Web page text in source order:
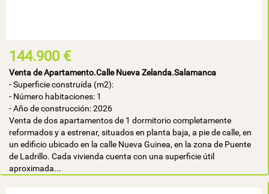
144.900 €
Venta de Apartamento.Calle Nueva Zelanda.Salamanca
- Superficie construída (m2):
- Número habitaciones: 1
- Año de construcción: 2026
Venta de dos apartamentos de 1 dormitorio completamente
reformados y a estrenar, situados en planta baja, a pie de calle, en
un edificio ubicado en la calle Nueva Guinea, en la zona de Puente
de Ladrillo. Cada vivienda cuenta con una superficie útil
aproximada...